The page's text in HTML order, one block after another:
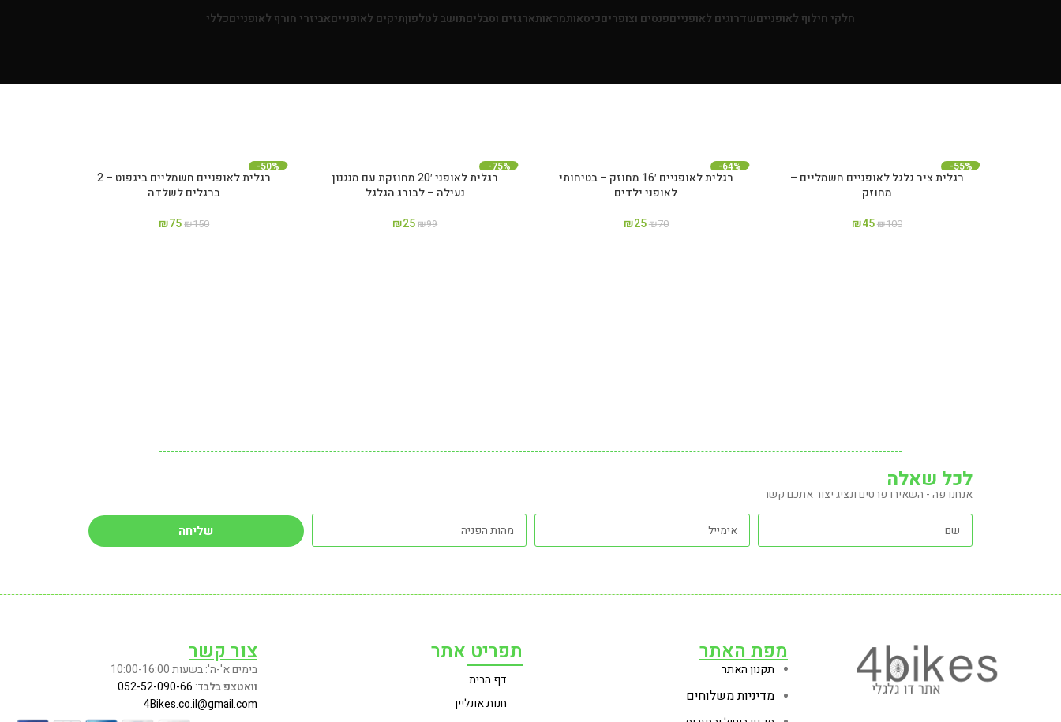
חלקי חילוף לאופנייםשדרוגים לאופנייםפנסים וצופריםכיסאותמראותארגזים וסבליםתושב לטלפוןתיקים לאופנייםאביזרי חורף לאופנייםכללי
-55%
רגלית ציר גלגל לאופניים חשמליים –
מחוזק
₪100
₪45
-64%
רגלית לאופניים 16′ מחוזק – בטיחותי
לאופני ילדים
₪70
₪25
-75%
רגלית לאופני 20′ מחוזקת עם מנגנון
נעילה – לבורג הגלגל
₪99
₪25
-50%
רגלית לאופניים חשמליים ביגפוט – 2
ברגלים לשלדה
₪150
₪75
לכל שאלה
אנחנו פה - השאירו פרטים ונציג יצור אתכם קשר
שליחה
מפת האתר
תקנון האתר
מדיניות משלוחים
תפריט אתר
דף הבית
חנות אונליין
צור קשר
בימים א'-ה': בשעות 10:00-16:00
וואטצפ בלבד: 052-52-090-66
4Bikes.co.il@gmail.com